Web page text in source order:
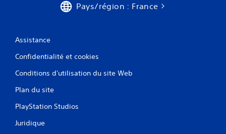
Pays/région : France
Assistance
Confidentialité et cookies
Conditions d'utilisation du site Web
Plan du site
PlayStation Studios
Juridique